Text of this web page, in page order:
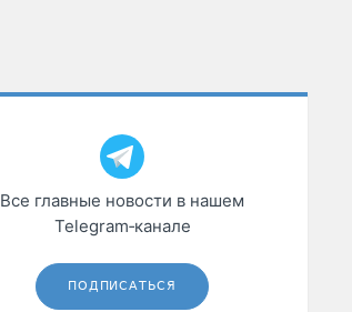
Все главные новости в нашем
Telegram‑канале
ПОДПИСАТЬСЯ